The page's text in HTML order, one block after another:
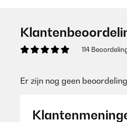
114
Er zijn nog geen